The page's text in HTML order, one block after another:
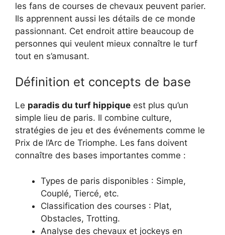
les fans de courses de chevaux peuvent parier.
Ils apprennent aussi les détails de ce monde
passionnant. Cet endroit attire beaucoup de
personnes qui veulent mieux connaître le turf
tout en s’amusant.
Définition et concepts de base
Le paradis du turf hippique est plus qu’un
simple lieu de paris. Il combine culture,
stratégies de jeu et des événements comme le
Prix de l’Arc de Triomphe. Les fans doivent
connaître des bases importantes comme :
Types de paris disponibles : Simple,
Couplé, Tiercé, etc.
Classification des courses : Plat,
Obstacles, Trotting.
Analyse des chevaux et jockeys en